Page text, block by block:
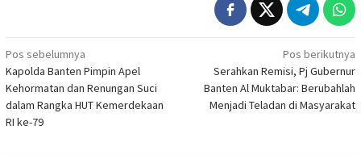
Navigasi
pos
Pos sebelumnya
Kapolda Banten Pimpin Apel
Kehormatan dan Renungan Suci
dalam Rangka HUT Kemerdekaan
RI ke-79
Pos berikutnya
Serahkan Remisi, Pj Gubernur
Banten Al Muktabar: Berubahlah
Menjadi Teladan di Masyarakat